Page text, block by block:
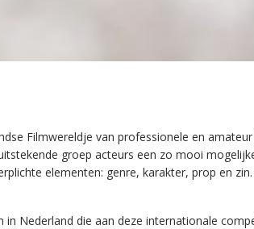
Filmwereldje van professionele en
groep acteurs een zo mooi
elementen: genre, karakter, prop en
Nederland die aan deze internationale